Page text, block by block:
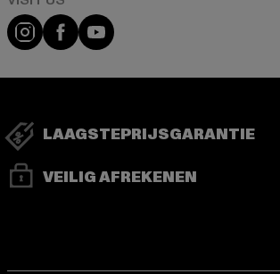
Visit our Instagram page:
Visit our Facebook page:
Visit our YouTube channel:
LAAGSTEPRIJSGARANTIE
VEILIG AFREKENEN